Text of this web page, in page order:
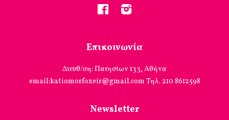
Facebook
Επικοινωνία
Διευθ/ση: Πατησίων 133, Αθήνα
email:katiomorfoxeir@gmail.com Τηλ. 210 8612598
Newsletter